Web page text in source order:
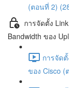
(ตอนที่ 2)
การจัดตั้ง
Bandwidth ของ
การจัด
ของ Cisco (